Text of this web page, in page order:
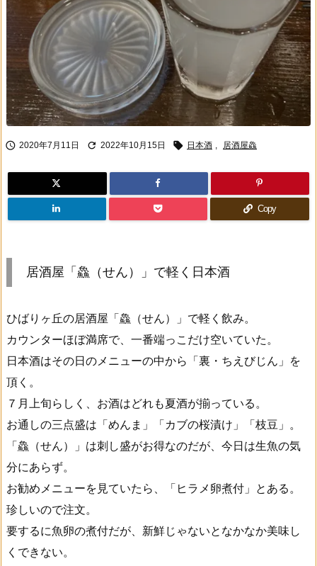
 2020年7月11日  2022年10月15日  日本酒 , 居酒屋鱻
Copy
居酒屋「鱻（せん）」で軽く日本酒
ひばりヶ丘の居酒屋「鱻（せん）」で軽く飲み。
カウンターほぼ満席で、一番端っこだけ空いていた。
日本酒はその日のメニューの中から「裏・ちえびじん」を
頂く。
７月上旬らしく、お酒はどれも夏酒が揃っている。
お通しの三点盛は「めんま」「カブの桜漬け」「枝豆」。
「鱻（せん）」は刺し盛がお得なのだが、今日は生魚の気
分にあらず。
お勧めメニューを見ていたら、「ヒラメ卵煮付」とある。
珍しいので注文。
要するに魚卵の煮付だが、新鮮じゃないとなかなか美味し
くできない。